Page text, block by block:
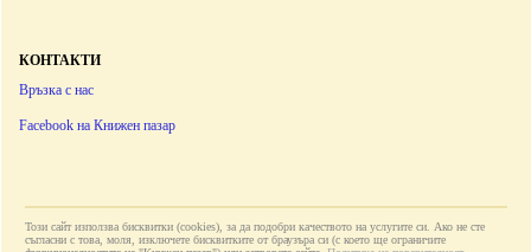
КОНТАКТИ
Връзка с нас
Facebook на Книжен пазар
Този сайт използва бисквитки (cookies), за да подобри качеството на услугите си. Ако не сте
съгласни с това, моля, изключете бисквитките от браузъра си (с което ще ограничите